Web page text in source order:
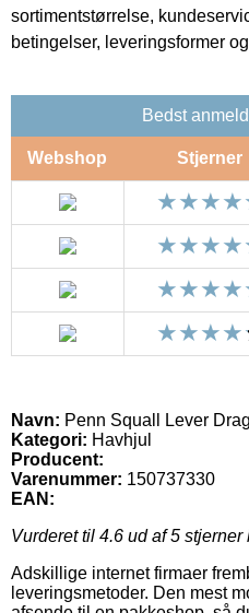
sortimentstørrelse,
betingelser, leveringsformer
Bedst
Webshop Stjerner
Navn: Penn Squall Lever Drag
Kategori: Havhjul
Producent:
Varenummer: 150737330
EAN:
Vurderet til 4.6 ud af 5 stjerner
Adskillige internet firmaer
leveringsmetoder. Den mest